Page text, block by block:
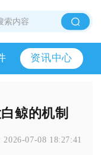
资讯中心
鲸的机制
2026-07-08 18:27:41